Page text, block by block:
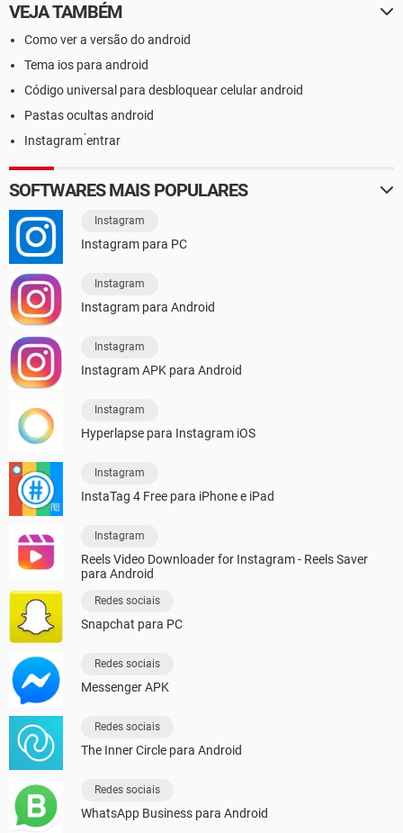
VEJA TAMBÉM
Como ver a versão do android
Tema ios para android
Código universal para desbloquear celular android
Pastas ocultas android
Instagram ́entrar
SOFTWARES MAIS POPULARES
Instagram
Instagram para PC
Instagram
Instagram para Android
Instagram
Instagram APK para Android
Instagram
Hyperlapse para Instagram iOS
Instagram
InstaTag 4 Free para iPhone e iPad
Instagram
Reels Video Downloader for Instagram - Reels Saver
para Android
Redes sociais
Snapchat para PC
Redes sociais
Messenger APK
Redes sociais
The Inner Circle para Android
Redes sociais
WhatsApp Business para Android